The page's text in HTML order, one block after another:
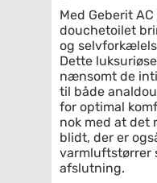
Med Geberit
douchetoilet
og
Dette
nænsomt de
til både
for optimal
nok med at det
blidt, der er
varmluftstørrer
afslutning.